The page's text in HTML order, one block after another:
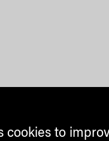
cookies to